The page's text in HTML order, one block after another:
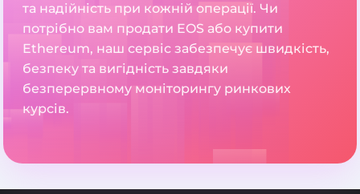
та надійність при кожній операції. Чи
потрібно вам продати EOS або купити
Ethereum, наш сервіс забезпечує швидкість,
безпеку та вигідність завдяки
безперервному моніторингу ринкових
курсів.